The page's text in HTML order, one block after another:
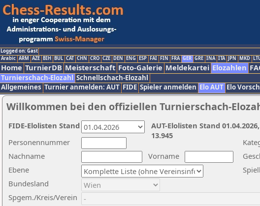
Logged on: Gast
Arabic ARM AZE BIH BUL CAT CHN CRO CZE DEN ENG ESP FAI FIN FRA GER GRE INA ITA JPN MKD
Home TurnierDB Meisterschaft Foto-Galerie Meldekartei Elozahlen
Turnierschach-Elozahl Schnellschach-Elozahl
Allgemeines Turnier anmelden: AUT FIDE Spieler anmelden Elo AUT Elo
Willkommen bei den offiziellen Turnierschach-
Nachname
Vorname
Ebene
Personennummer
Bundesland
Spgem./Kreis/Verein
AUT-Elolisten Stand
13.945
FIDE-Elolisten Stand